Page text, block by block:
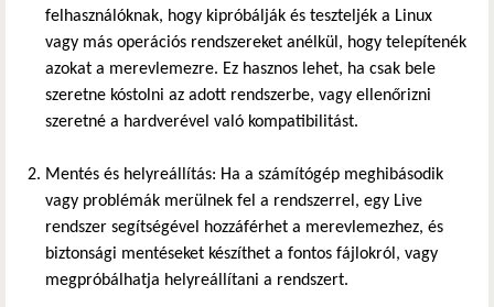
felhasználóknak, hogy kipróbálják és teszteljék a Linux
vagy más operációs rendszereket anélkül, hogy telepítenék
azokat a merevlemezre. Ez hasznos lehet, ha csak bele
szeretne kóstolni az adott rendszerbe, vagy ellenőrizni
szeretné a hardverével való kompatibilitást.
Mentés és helyreállítás: Ha a számítógép meghibásodik
vagy problémák merülnek fel a rendszerrel, egy Live
rendszer segítségével hozzáférhet a merevlemezhez, és
biztonsági mentéseket készíthet a fontos fájlokról, vagy
megpróbálhatja helyreállítani a rendszert.